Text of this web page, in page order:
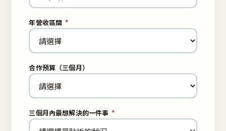
年營收區間 *
合作預算（三個月）
三個月內最想解決的一件事 *